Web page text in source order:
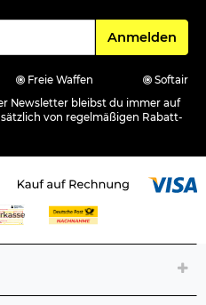
Für den
Anmelden
Freie Waffen
Softair
Newsletter bleibst du immer auf
von regelmäßigen Rabatt-